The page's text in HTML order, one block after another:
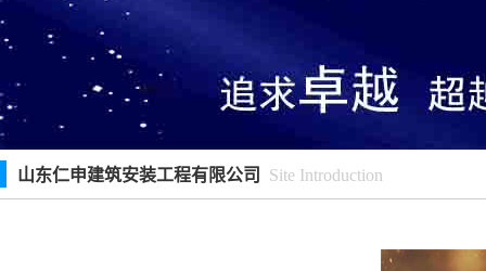
山东仁申建筑安装工程有限公司 Site Introduction